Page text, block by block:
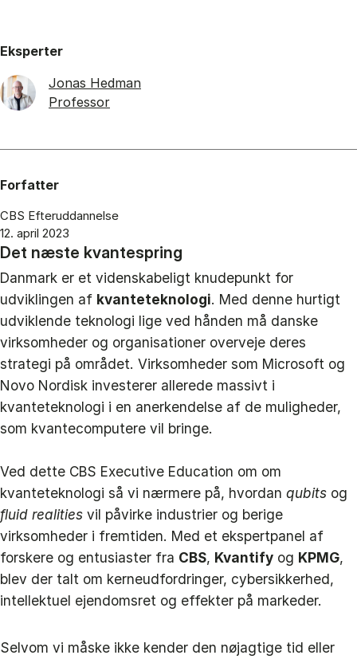
Eksperter
Jonas Hedman
Professor
Forfatter
CBS Efteruddannelse
12. april 2023
Det næste kvantespring
Danmark er et videnskabeligt knudepunkt for
udviklingen af kvanteteknologi. Med denne hurtigt
udviklende teknologi lige ved hånden må danske
virksomheder og organisationer overveje deres
strategi på området. Virksomheder som Microsoft og
Novo Nordisk investerer allerede massivt i
kvanteteknologi i en anerkendelse af de muligheder,
som kvantecomputere vil bringe.
Ved dette CBS Executive Education om om
kvanteteknologi så vi nærmere på, hvordan qubits og
fluid realities vil påvirke industrier og berige
virksomheder i fremtiden. Med et ekspertpanel af
forskere og entusiaster fra CBS, Kvantify og KPMG,
blev der talt om kerneudfordringer, cybersikkerhed,
intellektuel ejendomsret og effekter på markeder.
Selvom vi måske ikke kender den nøjagtige tid eller